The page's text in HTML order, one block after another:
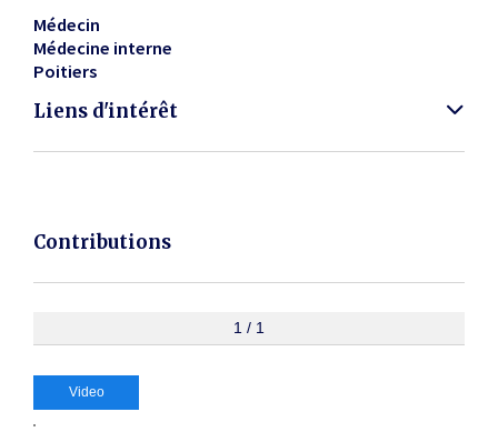
Médecin
Médecine interne
Poitiers
Liens d'intérêt
Contributions
1 / 1
Video